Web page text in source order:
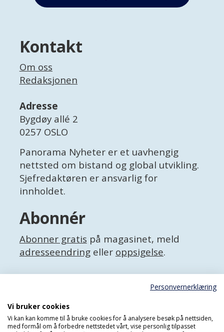
Kontakt
Om oss
Redaksjonen
Adresse
Bygdøy allé 2
0257 OSLO
Panorama Nyheter er et uavhengig
nettsted om bistand og global utvikling.
Sjefredaktøren er ansvarlig for
innholdet.
Abonnér
Abonner gratis på magasinet, meld
adresseendringeller oppsigelse.
Facebook
Personvernerklæring
Personvernerklæring
Vi bruker cookies
Vi kan kan komme til å bruke cookies for å analysere besøk på nettsiden,
med formål om å forbedre nettstedet vårt, vise personlig tilpasset